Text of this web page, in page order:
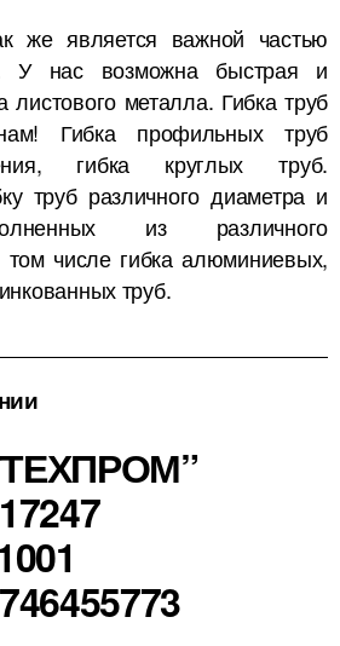
же является важной частью
У нас возможна быстрая и
листового металла. Гибка труб
Гибка профильных труб
гибка круглых труб.
труб различного диаметра и
из различного
том числе гибка алюминиевых,
труб.